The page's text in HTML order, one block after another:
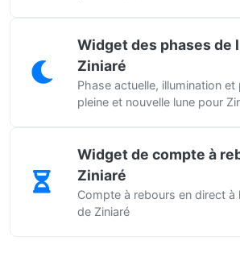
Widget des phases de
Ziniaré
Phase actuelle, illumination et
pleine et nouvelle lune pour
Widget de compte à
Ziniaré
Compte à rebours en direct à
de Ziniaré